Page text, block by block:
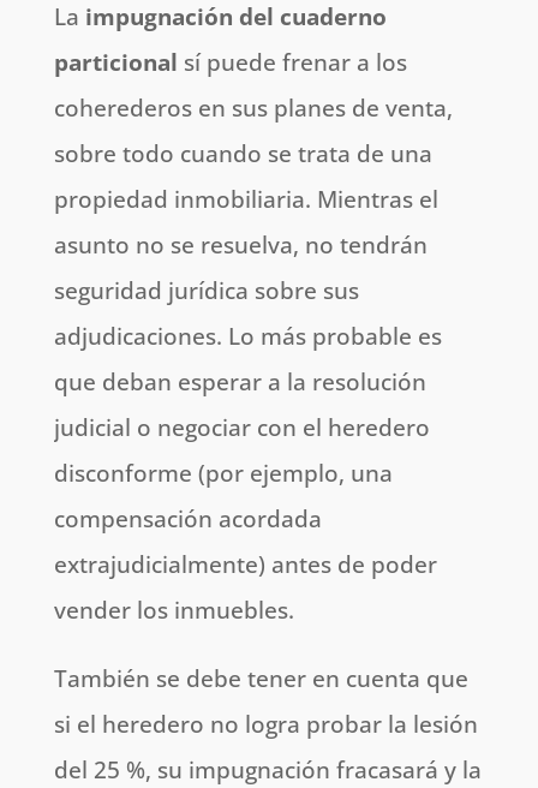
La impugnación del cuaderno
particional sí puede frenar a los
coherederos en sus planes de venta,
sobre todo cuando se trata de una
propiedad inmobiliaria. Mientras el
asunto no se resuelva, no tendrán
seguridad jurídica sobre sus
adjudicaciones. Lo más probable es
que deban esperar a la resolución
judicial o negociar con el heredero
disconforme (por ejemplo, una
compensación acordada
extrajudicialmente) antes de poder
vender los inmuebles.
También se debe tener en cuenta que
si el heredero no logra probar la lesión
del 25 %, su impugnación fracasará y la